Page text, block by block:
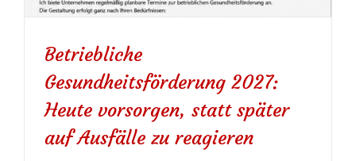
Betriebliche
Gesundheitsförderung 2027:
Heute vorsorgen, statt später
auf Ausfälle zu reagieren